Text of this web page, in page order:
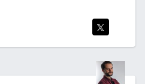
TEA
R